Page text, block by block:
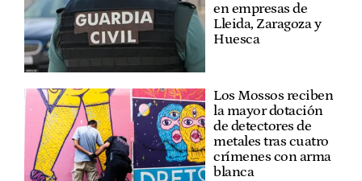
en empresas de
Lleida, Zaragoza y
Huesca
Los Mossos reciben
la mayor dotación
de detectores de
metales tras cuatro
crímenes con arma
blanca